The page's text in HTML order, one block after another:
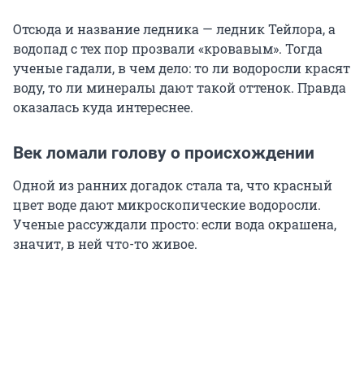
Отсюда и название ледника — ледник Тейлора, а
водопад с тех пор прозвали «кровавым». Тогда
ученые гадали, в чем дело: то ли водоросли красят
воду, то ли минералы дают такой оттенок. Правда
оказалась куда интереснее.
Век ломали голову о происхождении
Одной из ранних догадок стала та, что красный
цвет воде дают микроскопические водоросли.
Ученые рассуждали просто: если вода окрашена,
значит, в ней что-то живое.